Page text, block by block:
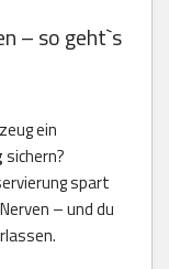
– so geht`s
ein
sichern?
spart
– und du